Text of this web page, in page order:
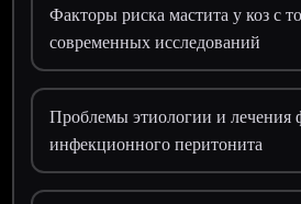
Факторы риска мастита у коз с
современных исследований
Проблемы этиологии и лечения
инфекционного перитонита